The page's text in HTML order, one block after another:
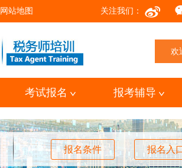
网站地图 关注我们：
欢
考试报名 报考辅导
报名条件 报名入